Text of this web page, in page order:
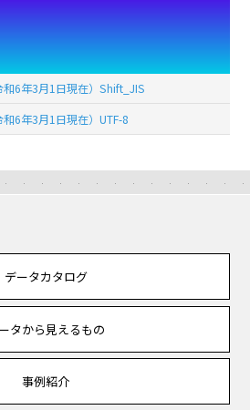
和6年3月1日現在）Shift_JIS
和6年3月1日現在）UTF-8
データカタログ
タから見えるもの
事例紹介